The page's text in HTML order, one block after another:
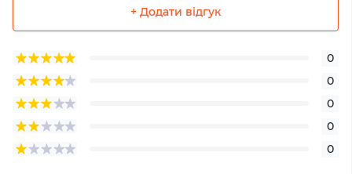
+ Додати відгук
0
0
0
0
0